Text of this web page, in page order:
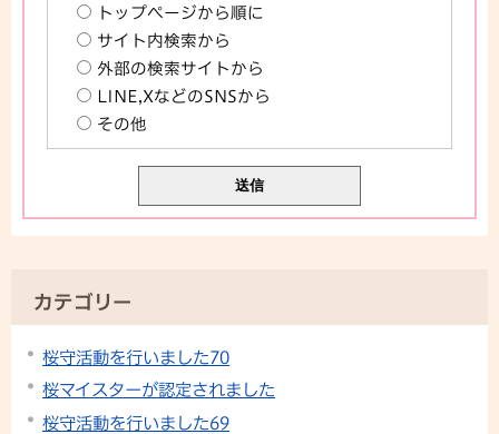
トップページから順に
サイト内検索から
外部の検索サイトから
LINE,XなどのSNSから
その他
カテゴリー
桜守活動を行いました70
桜マイスターが認定されました
桜守活動を行いました69